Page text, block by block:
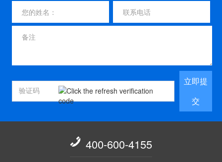
立即提
交
 400-600-4155